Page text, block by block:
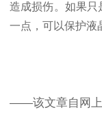
造成损伤。如果只
一点，可以保护液
——该文章自网上